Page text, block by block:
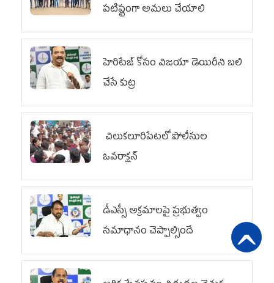
పటిష్టంగా అమలు చేయాలి
హెరిటేజ్ కోసం విజయా డెయిరీని బలి
చేసే కుట్ర‌
చిలుక‌లూరిపేట‌లో పోలీసుల
ఓవ‌రాక్ష‌న్‌
డీఎస్సీ అక్రమాలపై ప్రభుత్వం
సమాధానం చెప్పాల్సిందే